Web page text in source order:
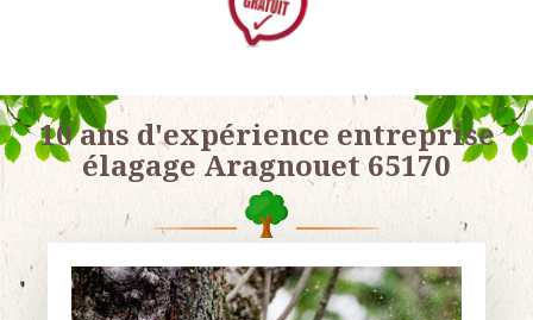
10 ans d'expérience entreprise
élagage Aragnouet 65170